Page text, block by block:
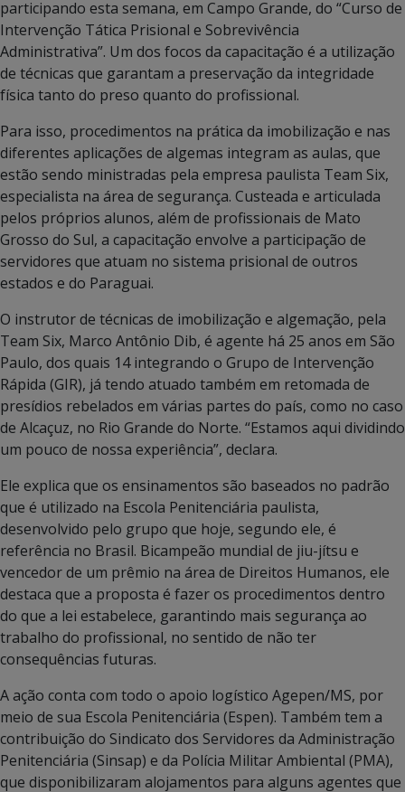
participando esta semana, em Campo Grande, do “Curso de
Intervenção Tática Prisional e Sobrevivência
Administrativa”. Um dos focos da capacitação é a utilização
de técnicas que garantam a preservação da integridade
física tanto do preso quanto do profissional.
Para isso, procedimentos na prática da imobilização e nas
diferentes aplicações de algemas integram as aulas, que
estão sendo ministradas pela empresa paulista Team Six,
especialista na área de segurança. Custeada e articulada
pelos próprios alunos, além de profissionais de Mato
Grosso do Sul, a capacitação envolve a participação de
servidores que atuam no sistema prisional de outros
estados e do Paraguai.
O instrutor de técnicas de imobilização e algemação, pela
Team Six, Marco Antônio Dib, é agente há 25 anos em São
Paulo, dos quais 14 integrando o Grupo de Intervenção
Rápida (GIR), já tendo atuado também em retomada de
presídios rebelados em várias partes do país, como no caso
de Alcaçuz, no Rio Grande do Norte. “Estamos aqui dividindo
um pouco de nossa experiência”, declara.
Ele explica que os ensinamentos são baseados no padrão
que é utilizado na Escola Penitenciária paulista,
desenvolvido pelo grupo que hoje, segundo ele, é
referência no Brasil. Bicampeão mundial de jiu-jítsu e
vencedor de um prêmio na área de Direitos Humanos, ele
destaca que a proposta é fazer os procedimentos dentro
do que a lei estabelece, garantindo mais segurança ao
trabalho do profissional, no sentido de não ter
consequências futuras.
A ação conta com todo o apoio logístico Agepen/MS, por
meio de sua Escola Penitenciária (Espen). Também tem a
contribuição do Sindicato dos Servidores da Administração
Penitenciária (Sinsap) e da Polícia Militar Ambiental (PMA),
que disponibilizaram alojamentos para alguns agentes que